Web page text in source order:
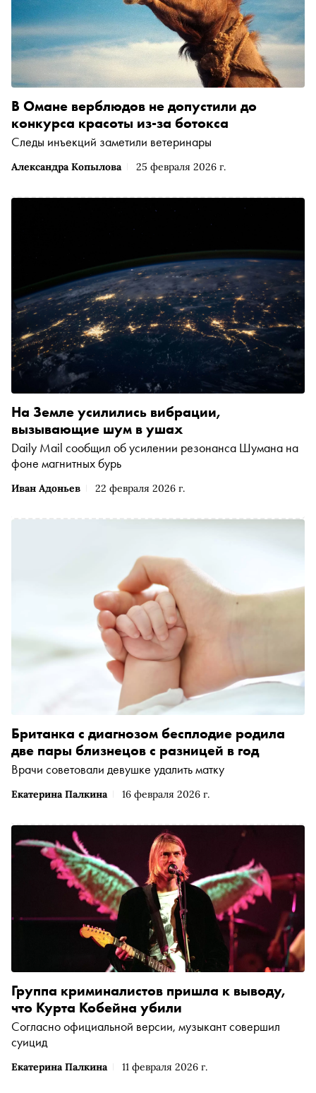
Александра Копылова 25 февраля 2026 г.
В Омане верблюдов не допустили до
конкурса красоты из-за ботокса
Следы инъекций заметили ветеринары
Иван Адоньев 22 февраля 2026 г.
На Земле усилились вибрации,
вызывающие шум в ушах
Daily Mail сообщил об усилении резонанса Шумана на
фоне магнитных бурь
Екатерина Палкина 16 февраля 2026 г.
Британка с диагнозом бесплодие родила
две пары близнецов с разницей в год
Врачи советовали девушке удалить матку
Екатерина Палкина 11 февраля 2026 г.
Группа криминалистов пришла к выводу,
что Курта Кобейна убили
Согласно официальной версии, музыкант совершил
суицид